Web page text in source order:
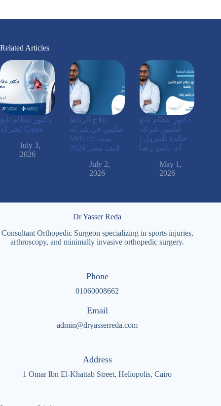
Related Articles
دكتور عظام تابع
لشركة Cigna
July 3,
2026
علاج الرباط
صليبي في شركة
MetLife ميت
لايف مصر 2026
July 2,
2026
دكتور عظام تابع
لتأمين شركة
خالدة للبترول |
أ.د. ياسر رضا
May 1,
2026
Dr Yasser Reda
Consultant Orthopedic Surgeon specializing in sports injuries,
arthroscopy, and minimally invasive orthopedic surgery.
Phone
01060008662
Email
admin@dryasserreda.com
Address
1 Omar Ibn El-Khattab Street, Heliopolis, Cairo